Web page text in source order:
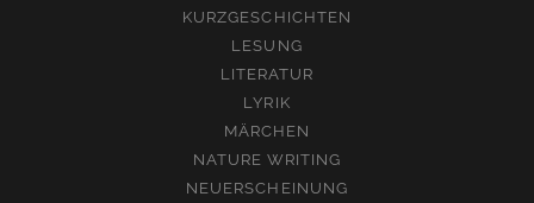
KURZGESCHICHTEN
LESUNG
LITERATUR
LYRIK
MÄRCHEN
NATURE WRITING
NEUERSCHEINUNG